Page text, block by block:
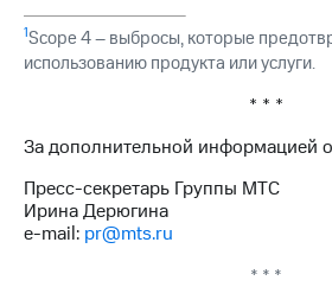
1Scope 4 – выбросы, которые
использованию продукта или услуги.
* * *
За дополнительной информацией
Пресс-секретарь Группы МТС
Ирина Дерюгина
e-mail: pr@mts.ru
* * *